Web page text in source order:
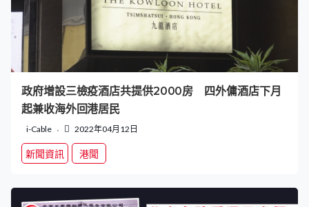
政府增設三檢疫酒店共提供2000房 四外傭酒店下月
起兼收海外回港居民
i-Cable 2022年04月12日
新聞資訊 港聞